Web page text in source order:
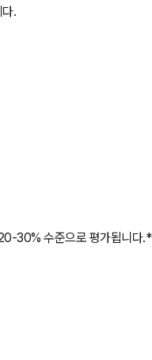
.
30% 수준으로 평가됩니다.*